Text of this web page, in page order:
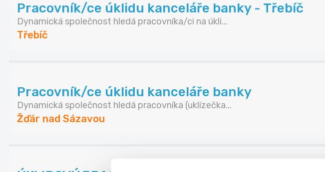
Pracovník/ce úklidu kanceláře banky - Třebíč
Dynamická společnost hledá pracovníka/ci na úkli...
Třebíč
Pracovník/ce úklidu kanceláře banky
Dynamická společnost hledá pracovníka (uklízečka...
Žďár nad Sázavou